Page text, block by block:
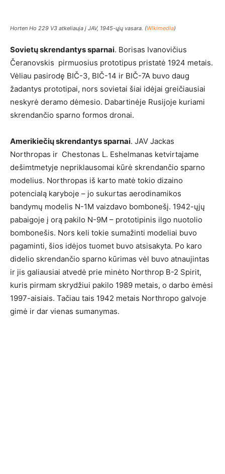
Horten Ho 229 V3 atkeliauja į JAV, 1945-ųjų vasara. (Wikimedia)
Sovietų skrendantys sparnai. Borisas Ivanovičius
Čeranovskis pirmuosius prototipus pristatė 1924 metais.
Vėliau pasirodę BIČ-3, BIČ-14 ir BIČ-7A buvo daug
žadantys prototipai, nors sovietai šiai idėjai greičiausiai
neskyrė deramo dėmesio. Dabartinėje Rusijoje kuriami
skrendančio sparno formos dronai.
Amerikiečių skrendantys sparnai. JAV Jackas
Northropas ir Chestonas L. Eshelmanas ketvirtajame
dešimtmetyje nepriklausomai kūrė skrendančio sparno
modelius. Northropas iš karto matė tokio dizaino
potencialą karyboje – jo sukurtas aerodinamikos
bandymų modelis N-1M vaizdavo bombonešį. 1942-ųjų
pabaigoje į orą pakilo N-9M – prototipinis ilgo nuotolio
bombonešis. Nors keli tokie sumažinti modeliai buvo
pagaminti, šios idėjos tuomet buvo atsisakyta. Po karo
didelio skrendančio sparno kūrimas vėl buvo atnaujintas
ir jis galiausiai atvedė prie minėto Northrop B-2 Spirit,
kuris pirmam skrydžiui pakilo 1989 metais, o darbo ėmėsi
1997-aisiais. Tačiau tais 1942 metais Northropo galvoje
gimė ir dar vienas sumanymas.